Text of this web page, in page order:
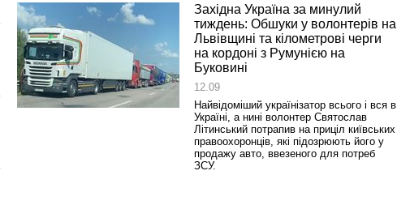
Західна Україна за минулий
тиждень: Обшуки у волонтерів на
Львівщині та кілометрові черги
на кордоні з Румунією на
Буковині
12.09
Найвідоміший українізатор всього і вся в
Україні, а нині волонтер Святослав
Літинський потрапив на приціл київських
правоохоронців, які підозрюють його у
продажу авто, ввезеного для потреб
ЗСУ.